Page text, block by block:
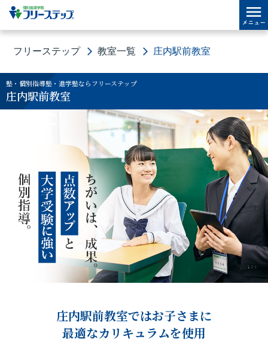
フリーステップ 教室一覧 庄内駅前教室
塾・個別指導塾・進学塾ならフリーステップ
庄内駅前教室
庄内駅前教室ではお子さまに
最適なカリキュラムを使用